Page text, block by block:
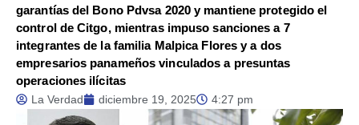
garantías del Bono Pdvsa 2020 y mantiene protegido el
control de Citgo, mientras impuso sanciones a 7
integrantes de la familia Malpica Flores y a dos
empresarios panameños vinculados a presuntas
operaciones ilícitas
La Verdad diciembre 19, 2025 4:27 pm